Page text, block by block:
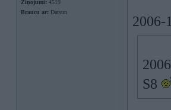
Ziņojumi: 4519
Braucu ar: Datsun
2006-
S8